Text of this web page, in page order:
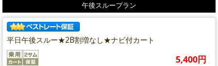
午後スループラン
平日午後スルー★2B割増なし★ナビ付カート
5,400円